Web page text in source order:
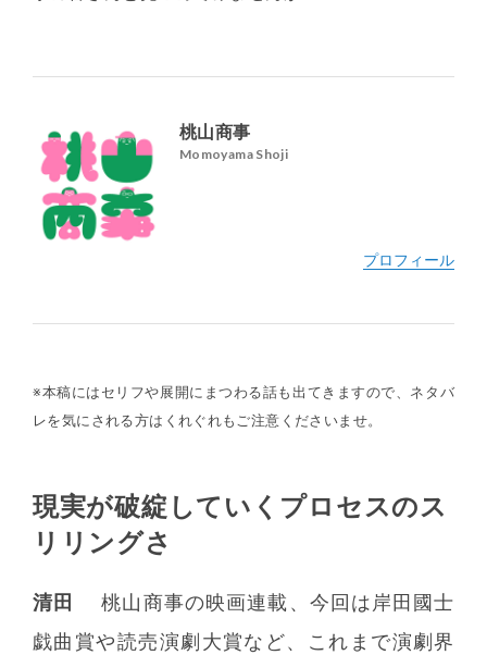
桃山商事
Momoyama Shoji
https://open.spotify.com/show/4CFYwK1OjR5LwVVvHQecer
※本稿にはセリフや展開にまつわる話も出てきますので、ネタバ
レを気にされる方はくれぐれもご注意くださいませ。
現実が破綻していくプロセスのス
リリングさ
清田
桃山商事の映画連載、今回は岸田國士
戯曲賞や読売演劇大賞など、これまで演劇界